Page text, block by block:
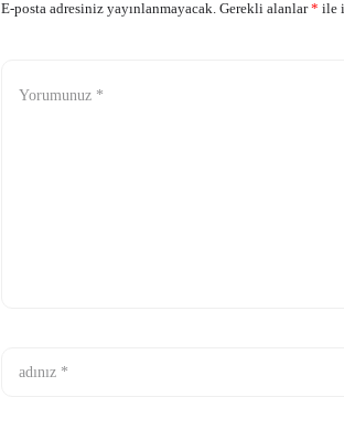
E-posta adresiniz yayınlanmayacak. Gerekli alanlar* ile